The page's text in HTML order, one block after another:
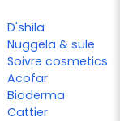
D'shila
Nuggela & sule
Soivre cosmetics
Acofar
Bioderma
Cattier